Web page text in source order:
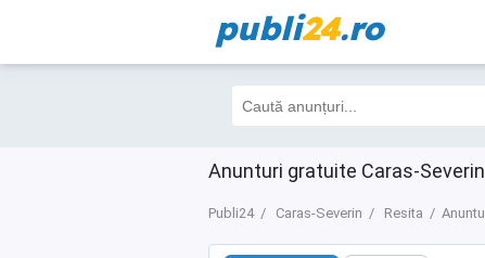
publi24.ro
Anunturi gratuite Caras-
Publi24 Caras-Severin Resita
Filtre 2 Toate
2686